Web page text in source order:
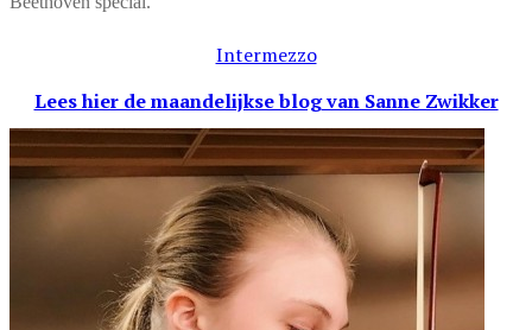
Intermezzo
Lees hier de maandelijkse blogvan Sanne Zwikker